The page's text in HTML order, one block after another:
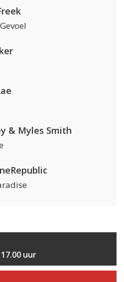
& Myles Smith
uur